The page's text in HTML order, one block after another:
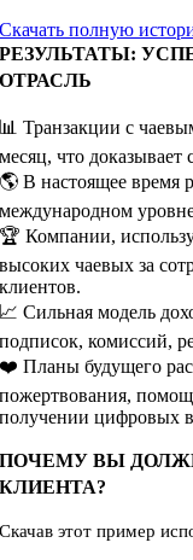
Скачать полную
РЕЗУЛЬТАТЫ:
ОТРАСЛЬ
📊 Транзакции с
месяц, что
🌎 В настоящее время
международном
🏆 Компании,
высоких чаевых за
клиентов.
📈 Сильная модель
подписок, комиссий,
❤️ Планы будущего
пожертвования,
получении цифровых
ПОЧЕМУ ВЫ
КЛИЕНТА?
Скачав этот пример